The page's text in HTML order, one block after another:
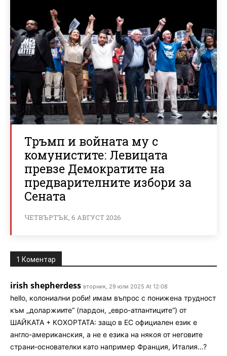
Тръмп и войната му с
комунистите: Левицата
превзе Демократите на
предварителните избори за
Сената
ЧЕТВЪРТЪК, 6 АВГУСТ 2026
1 Коментар
irish shepherdess вторник, 29 юли 2025 At 12:08
hello, колониални роби! имам въпрос с понижена трудност
към „доларжиите“ (пардон, „евро-атлантиците“) от
ШАЙКАТА + КОХОРТАТА: защо в ЕС официален език е
англо-американския, а не е езика на някоя от неговите
страни-основателки като например Франция, Италия…?